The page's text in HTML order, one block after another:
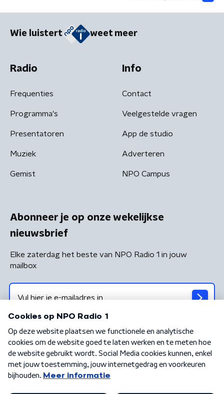
Wie luistert weet meer
Radio
Frequenties
Programma's
Presentatoren
Muziek
Gemist
Info
Contact
Veelgestelde vragen
App de studio
Adverteren
NPO Campus
Abonneer je op onze wekelijkse
nieuwsbrief
Elke zaterdag het beste van NPO Radio 1 in jouw
mailbox
Algemene voorwaarden